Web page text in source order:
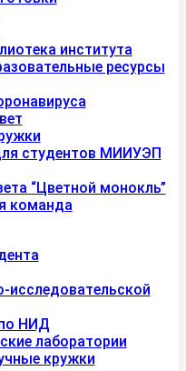
института
ресурсы
студентов МИИУЭП
“Цветной монокль”
команда
исследовательской
НИД
лаборатории
кружки